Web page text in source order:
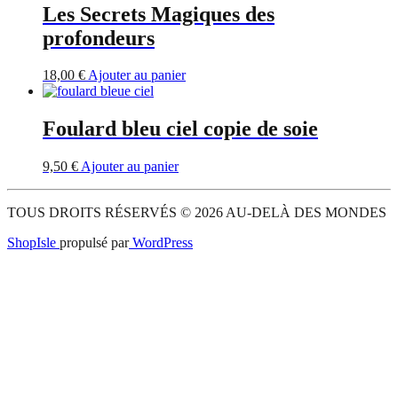
Les Secrets Magiques des
profondeurs
18,00 €Ajouter au panier
Foulard bleu ciel copie de soie
9,50 € Ajouter au panier
TOUS DROITS RÉSERVÉS © 2026 AU-DELÀ DES MONDES
ShopIsle propulsé parWordPress